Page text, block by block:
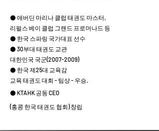
⚫ 애버딘 마리나 클럽 태권도 마스터,
리펄스 베이 클럽 그랜드 프로머나드 등
⚫ 한국 스파링 국가대표 선수
⚫ 30부대 태권도 교관
대한민국 국군(2007-2009)
⚫ 한국 제25대 교육감
교육 태권도 대회 - 팀상 - 우승.
⚫ KTAHK 공동 CEO
(홍콩 한국 태권도 협회) 창립